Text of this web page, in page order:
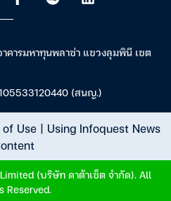
ารมหาทุนพลาซ่า แขวงลุมพินี เขต
(สนญ.)
Use| Using Infoquest News
(บริษัท ดาต้าเซ็ต จำกัด). All
Reserved.